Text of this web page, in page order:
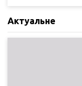
Актуальне